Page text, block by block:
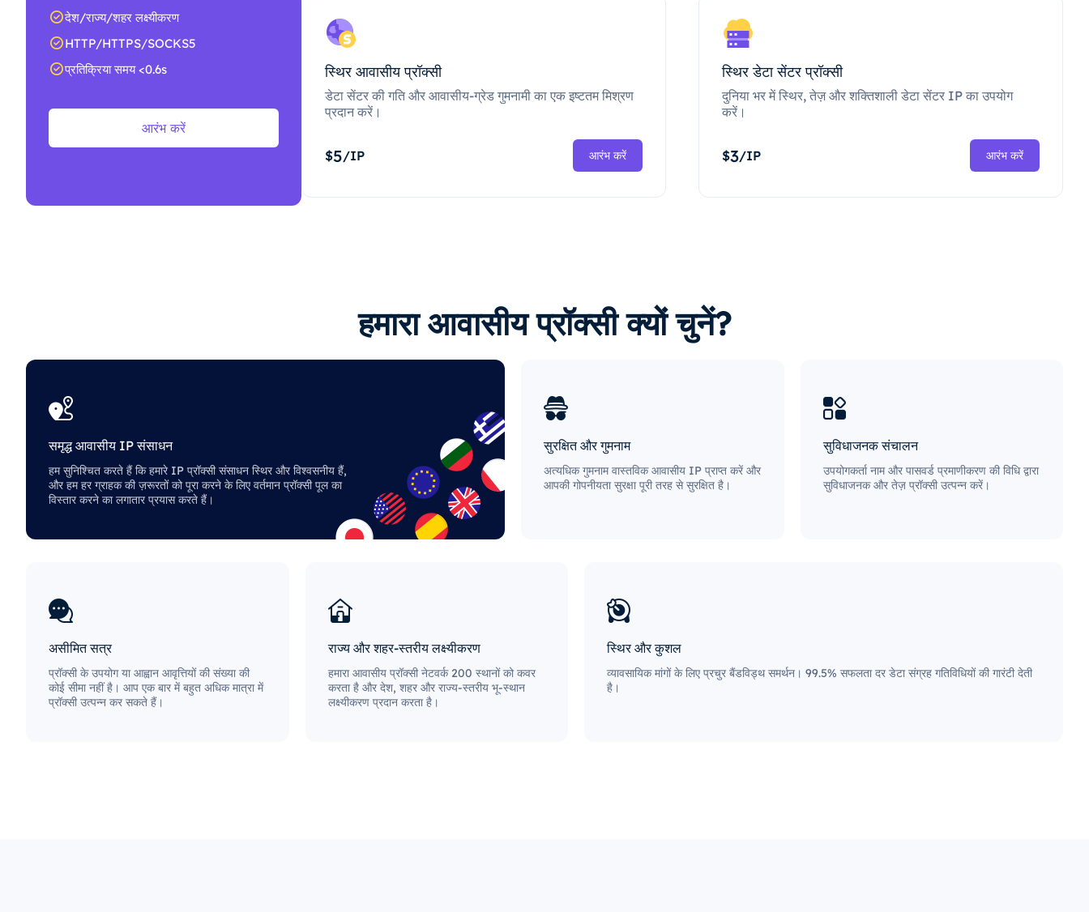
देश/राज्य/शहर लक्ष्यीकरण
HTTP/HTTPS/SOCKS5
प्रतिक्रिया समय <0.6s
आरंभ करें
स्थिर आवासीय प्रॉक्सी
डेटा सेंटर की गति और आवासीय-ग्रेड गुमनामी का एक इष्टतम मिश्रण
प्रदान करें।
$5/IP आरंभ करें
स्थिर डेटा सेंटर प्रॉक्सी
दुनिया भर में स्थिर, तेज़ और शक्तिशाली डेटा सेंटर IP का उपयोग
करें।
$3/IP आरंभ करें
हमारा आवासीय प्रॉक्सी क्यों चुनें?
समृद्ध आवासीय IP संसाधन
हम सुनिश्चित करते हैं कि हमारे IP प्रॉक्सी संसाधन स्थिर और विश्वसनीय हैं,
और हम हर ग्राहक की ज़रूरतों को पूरा करने के लिए वर्तमान प्रॉक्सी पूल का
विस्तार करने का लगातार प्रयास करते हैं।
सुरक्षित और गुमनाम
अत्यधिक गुमनाम वास्तविक आवासीय IP प्राप्त करें और
आपकी गोपनीयता सुरक्षा पूरी तरह से सुरक्षित है।
सुविधाजनक संचालन
उपयोगकर्ता नाम और पासवर्ड प्रमाणीकरण की विधि द्वारा
सुविधाजनक और तेज़ प्रॉक्सी उत्पन्न करें।
असीमित सत्र
प्रॉक्सी के उपयोग या आह्वान आवृत्तियों की संख्या की
कोई सीमा नहीं है। आप एक बार में बहुत अधिक मात्रा में
प्रॉक्सी उत्पन्न कर सकते हैं।
राज्य और शहर-स्तरीय लक्ष्यीकरण
हमारा आवासीय प्रॉक्सी नेटवर्क 200 स्थानों को कवर
करता है और देश, शहर और राज्य-स्तरीय भू-स्थान
लक्ष्यीकरण प्रदान करता है।
स्थिर और कुशल
व्यावसायिक मांगों के लिए प्रचुर बैंडविड्थ समर्थन। 99.5% सफलता दर डेटा संग्रह गतिविधियों की गारंटी देती
है।